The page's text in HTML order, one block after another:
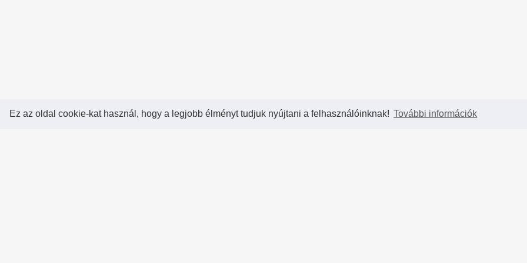
Ez az oldal cookie-kat használ, hogy a legjobb élményt tudjuk nyújtani a felhasználóinknak! További információk